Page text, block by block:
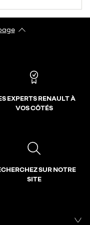
EXPERTS RENAULT À
VOS CÔTÉS
SUR NOTRE
SITE